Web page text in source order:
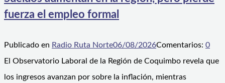
fuerza el empleo formal
Publicado en Radio Ruta Norte06/08/2026Comentarios: 0
El Observatorio Laboral de la Región de Coquimbo revela que
los ingresos avanzan por sobre la inflación, mientras